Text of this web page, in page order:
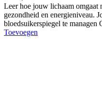
Leer hoe jouw lichaam omgaat
gezondheid en energieniveau.
bloedsuikerspiegel te
Toevoegen